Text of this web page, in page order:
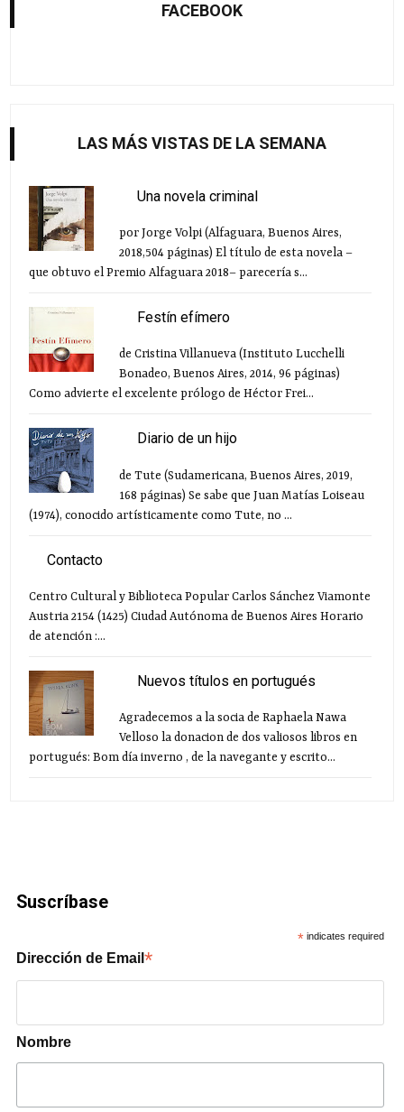
FACEBOOK
LAS MÁS VISTAS DE LA SEMANA
Una novela criminal
por Jorge Volpi (Alfaguara, Buenos Aires,
2018,504 páginas) El título de esta novela –
que obtuvo el Premio Alfaguara 2018– parecería s...
Festín efímero
de Cristina Villanueva (Instituto Lucchelli
Bonadeo, Buenos Aires, 2014, 96 páginas)
Como advierte el excelente prólogo de Héctor Frei...
Diario de un hijo
de Tute (Sudamericana, Buenos Aires, 2019,
168 páginas) Se sabe que Juan Matías Loiseau
(1974), conocido artísticamente como Tute, no ...
Contacto
Centro Cultural y Biblioteca Popular Carlos Sánchez Viamonte
Austria 2154 (1425) Ciudad Autónoma de Buenos Aires Horario
de atención :...
Nuevos títulos en portugués
Agradecemos a la socia de Raphaela Nawa
Velloso la donacion de dos valiosos libros en
portugués: Bom día inverno , de la navegante y escrito...
Suscríbase
* indicates required
Dirección de Email*
Nombre